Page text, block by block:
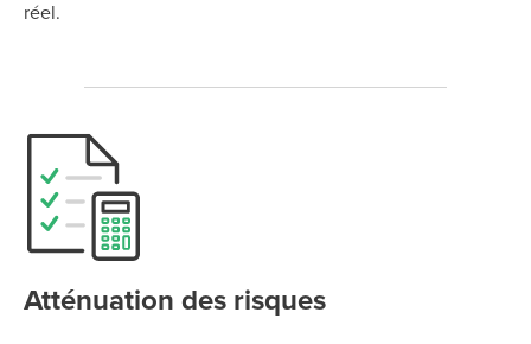
réel.
Atténuation des risques